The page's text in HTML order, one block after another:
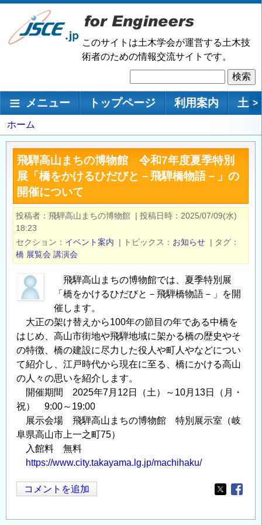
メ
ン
移
このサイトは土木学会が運営する土木技
術者のための情報交流サイトです。
索
メインナビゲーション
メニュー トップページ 利用案内 土 >
パ
ン
く
ホーム
飛騨高山まちの博物館 令和7年度夏季特別
展「橋をかけるひだびと－飛騨橋物語－」の
開催について
投稿者 飛騨高山まちの博物館 | 投稿日時
2025/07/09(水)
18:23
セクション
イベント案内 | トピックス お知らせ | タグ
橋 展覧会 講演会
飛騨高山まちの博物館では、夏季特別展
「橋をかけるひだびと－飛騨橋物語－」を開
催します。
大正の架け替えから100年の節目の年である中橋を
はじめ、高山市街地や飛騨地域に架かる橋の歴史やそ
の特徴、橋の建設に尽力した役人や町人やなどについ
て紹介し、江戸時代から現在に至る、橋にかける高山
の人々の思いを紹介します。
開催期間 2025年7月12日（土）～10月13日（月・
祝） 9:00～19:00
展示会場 飛騨高山まちの博物館 特別展示室（岐
阜県高山市上一之町75）
入館料 無料
https://www.city.takayama.lg.jp/machihaku/
コメントを追加
Opens in